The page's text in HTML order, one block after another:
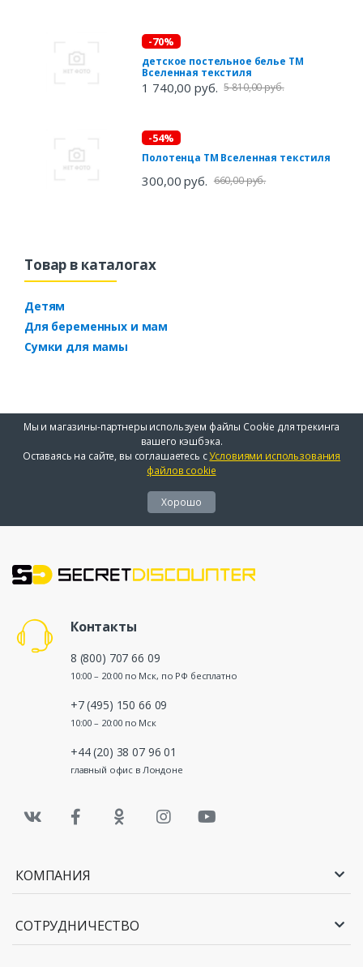
-70%
детское постельное белье ТМ
Вселенная текстиля
1 740,00 руб. 5 810,00 руб.
-54%
Полотенца ТМ Вселенная текстиля
300,00 руб. 660,00 руб.
Товар в каталогах
Детям
Для беременных и мам
Сумки для мамы
Мы и магазины-партнеры используем файлы Cookie для трекинга
вашего кэшбэка.
Оставаясь на сайте, вы соглашаетесь сУсловиями использования
файлов cookie
Хорошо
Контакты
8 (800) 707 66 09
10:00 – 20:00 по Мск, по РФ бесплатно
+7 (495) 150 66 09
10:00 – 20:00 по Мск
+44 (20) 38 07 96 01
главный офис в Лондоне
КОМПАНИЯ
СОТРУДНИЧЕСТВО